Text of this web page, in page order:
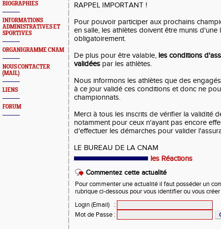
BIOGRAPHIES
INFORMATIONS
ADMINISTRATIVES ET
SPORTIVES
ORGANIGRAMME CNAM
NOUS CONTACTER
(MAIL)
LIENS
FORUM
RAPPEL IMPORTANT !
Pour pouvoir participer aux prochains
en salle, les athlètes doivent être munis d'une
obligatoirement.
De plus pour être valable, les conditions
validées par les athlètes.
Nous informons les athlètes que des
à ce jour validé ces conditions et donc ne
championnats.
Merci à tous les inscrits de vérifier la validité
notamment pour ceux n'ayant pas encore
d'effectuer les démarches pour valider
LE BUREAU DE LA CNAM
les Réactions
Commentez cette actualité
Pour commenter une actualité il faut posséder un
rubrique ci-dessous pour vous identifier ou vous
Login (Email)
:
Mot de Passe :